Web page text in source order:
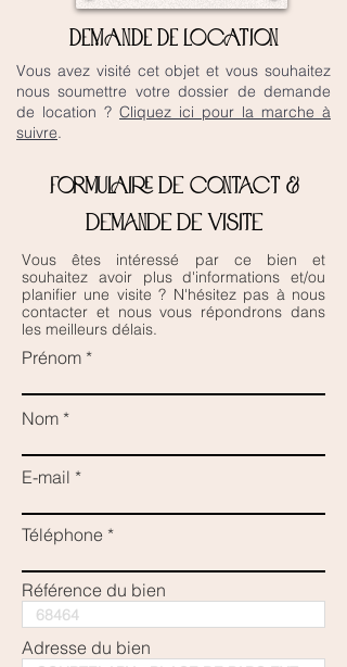
DEMANDE DE LOCATION
Vous avez visité cet objet et vous souhaitez
nous soumettre votre dossier de demande
de location ? Cliquez ici pour la marche à
suivre.
Formulaire de contact &
demande de visite
Vous êtes intéressé par ce bien et
souhaitez avoir plus d'informations et/ou
planifier une visite ? N'hésitez pas à nous
contacter et nous vous répondrons dans
les meilleurs délais.
Prénom
Nom
E-mail
Téléphone
Référence du bien
Adresse du bien